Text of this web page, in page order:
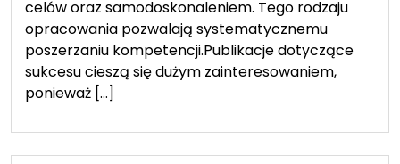
celów oraz samodoskonaleniem. Tego rodzaju
opracowania pozwalają systematycznemu
poszerzaniu kompetencji.Publikacje dotyczące
sukcesu cieszą się dużym zainteresowaniem,
ponieważ […]